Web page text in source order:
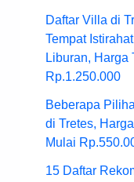
Daftar Villa di
Tempat
Liburan, Harga
Rp.1.250.000
Beberapa
di Tretes,
Mulai
15 Daftar